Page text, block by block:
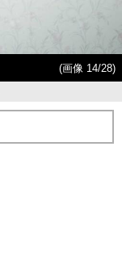
(画像 14/28)